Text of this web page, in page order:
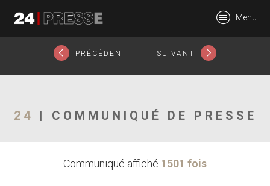
24Presse -
Communiqués de
Menu
PRÉCÉDENT SUIVANT
24 | COMMUNIQUÉ DE PRESSE
Communiqué affiché 1501 fois